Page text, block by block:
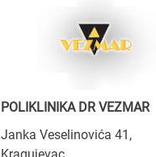
POLIKLINIKA DR VEZMAR
Janka Veselinovića 41,